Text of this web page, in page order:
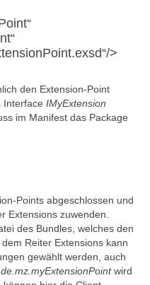
>
den Extension-Point
Interface IMyExtension
im Manifest das Package
Points abgeschlossen und
Extensions zuwenden.
des Bundles, welches den
Reiter Extensions kann
gewählt werden, auch
de.mz.myExtensionPointwird